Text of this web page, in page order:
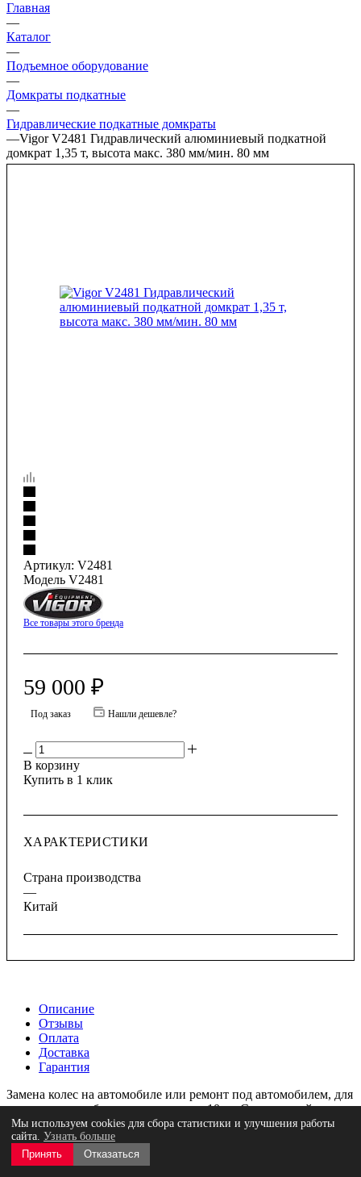
Главная
—
Каталог
—
Подъемное оборудование
—
Домкраты подкатные
—
Гидравлические подкатные домкраты
—Vigor V2481 Гидравлический алюминиевый подкатной
домкрат 1,35 т, высота макс. 380 мм/мин. 80 мм
Артикул: V2481
Модель V2481
Все товары этого бренда
59 000 ₽
Под заказ Нашли дешевле?
В корзину
Купить в 1 клик
ХАРАКТЕРИСТИКИ
Страна производства
—
Китай
Описание
Отзывы
Оплата
Доставка
Гарантия
Замена колес на автомобиле или ремонт под автомобилем, для
которого не требуется подъемник. z 10 кг. Сверхлегкий
сервисный домкрат с резиновой подушкой и нейлоновыми
колесами. Шарнирный сливной клапан для точного
опускания сервисного домкрата под нагрузкой без риска.
Полное использование хода от движения накачки благодаря
Мы используем cookies для сбора статистики и улучшения работы
сайта. Узнать больше
Принять
Отказаться